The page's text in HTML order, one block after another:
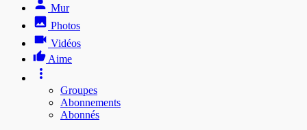
Mur
Photos
Vidéos
Aime
Groupes
Abonnements
Abonnés